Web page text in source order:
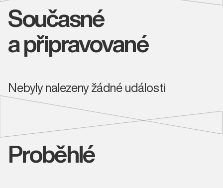
Současné
a připravované
Nebyly nalezeny žádné události
Proběhlé